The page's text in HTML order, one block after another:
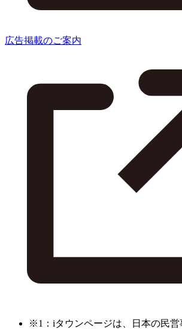
広告掲載のご案内
※1：iタウンページは、日本の民営